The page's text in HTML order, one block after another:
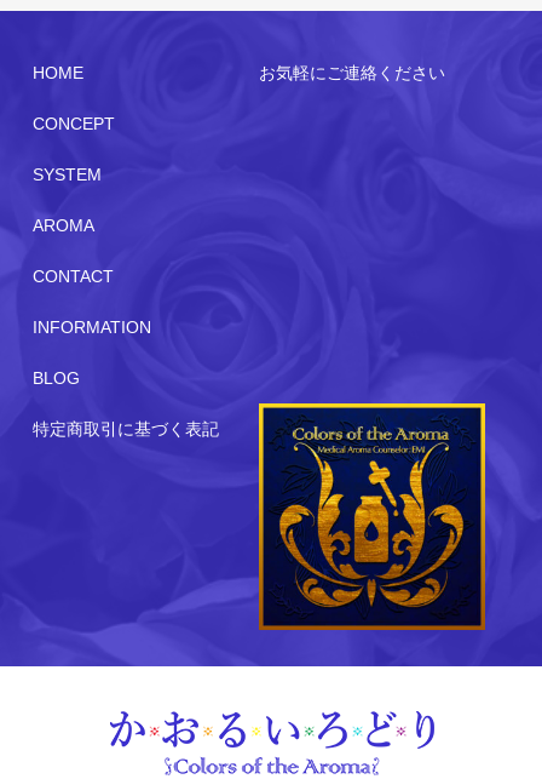
HOME
CONCEPT
SYSTEM
AROMA
CONTACT
INFORMATION
BLOG
お気軽にご連絡ください
特定商取引に基づく表記